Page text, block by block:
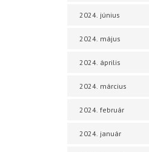
2024. június
2024. május
2024. április
2024. március
2024. február
2024. január